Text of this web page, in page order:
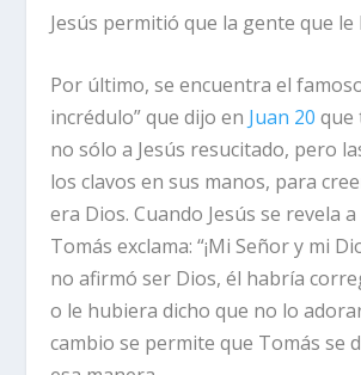
Jesús permitió que la gente que le
Por último, se encuentra el
incrédulo” que dijo en Juan 20 que
no sólo a Jesús resucitado, pero
los clavos en sus manos, para
era Dios. Cuando Jesús se revela
Tomás exclama: “¡Mi Señor y mi
no afirmó ser Dios, él habría
o le hubiera dicho que no lo
cambio se permite que Tomás se